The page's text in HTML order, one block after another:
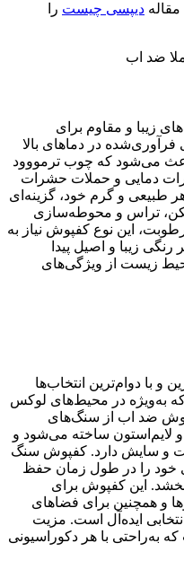
دیپسی چیست را
زیبا و مقاوم برای
در دماهای بالا
می‌شود که چوب ترمووود
دمایی و حملات حشرات
طبیعی و گرم خود، گزینه‌ای
تراس و محوطه‌سازی
این نوع کفپوش نیاز به
زیبا و اصیل پیدا
زیست از ویژگی‌های
با دوام‌ترین انتخاب‌ها
به‌ویژه در محیط‌های لوکس
ضد اب از سنگ‌های
و لایم‌استون ساخته می‌شود و
و سایش دارد. کفپوش سنگ
خود را در طول زمان حفظ
این کفپوش برای
و همچنین برای فضاهای
ایده‌آل است. مزیت
به‌راحتی با هر دکوراسیونی